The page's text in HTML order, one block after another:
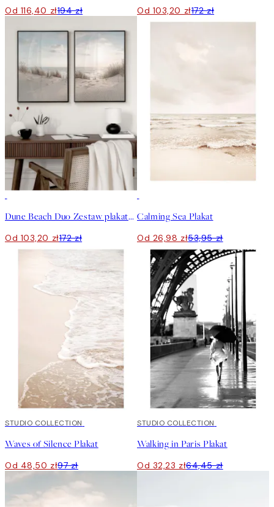
Od 116,40 zł194 zł Od 103,20 zł172 zł
Dune Beach Duo Zestaw plakatów
Od 103,20 zł172 zł
Calming Sea Plakat
Od 26,98 zł53,95 zł
50%*
STUDIO COLLECTION
Waves of Silence Plakat
Od 48,50 zł97 zł
50%*
STUDIO COLLECTION
Walking in Paris Plakat
Od 32,23 zł64,45 zł